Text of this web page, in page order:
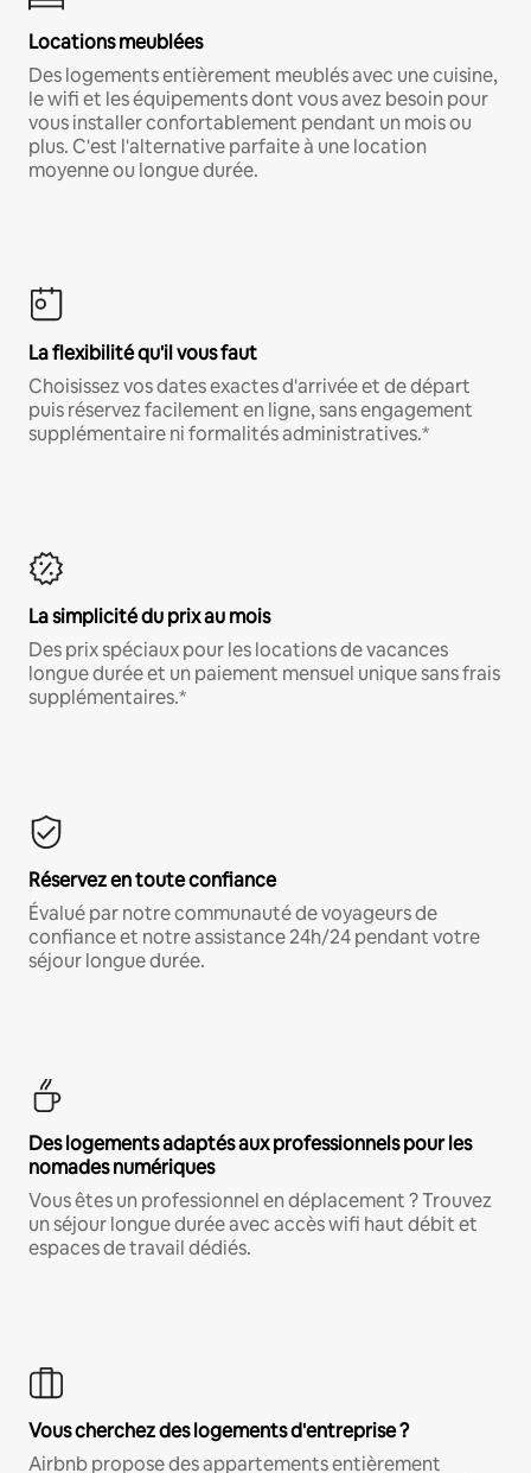
Locations meublées
Des logements entièrement meublés avec une cuisine,
le wifi et les équipements dont vous avez besoin pour
vous installer confortablement pendant un mois ou
plus. C'est l'alternative parfaite à une location
moyenne ou longue durée.
La flexibilité qu'il vous faut
Choisissez vos dates exactes d'arrivée et de départ
puis réservez facilement en ligne, sans engagement
supplémentaire ni formalités administratives.*
La simplicité du prix au mois
Des prix spéciaux pour les locations de vacances
longue durée et un paiement mensuel unique sans frais
supplémentaires.*
Réservez en toute confiance
Évalué par notre communauté de voyageurs de
confiance et notre assistance 24h/24 pendant votre
séjour longue durée.
Des logements adaptés aux professionnels pour les
nomades numériques
Vous êtes un professionnel en déplacement ? Trouvez
un séjour longue durée avec accès wifi haut débit et
espaces de travail dédiés.
Vous cherchez des logements d'entreprise ?
Airbnb propose des appartements entièrement